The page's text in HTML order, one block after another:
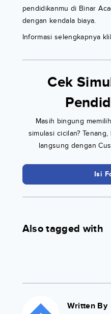
pendidikanmu di Binar
dengan kendala biaya.
Informasi selengkapnya
Cek
Masih bingung
simulasi cicilan?
langsung dengan
Isi
Also tagged with
Written By